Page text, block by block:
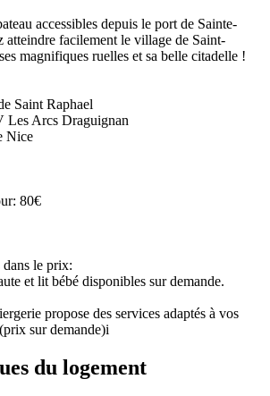
accessibles depuis le port de Sainte-
atteindre facilement le village de Saint-
magnifiques ruelles et sa belle citadelle !
Saint Raphael
Les Arcs Draguignan
Nice
80€
le prix:
et lit bébé disponibles sur demande.
propose des services adaptés à vos
sur demande)i
du logement